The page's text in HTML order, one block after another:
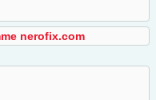
nerofix.com